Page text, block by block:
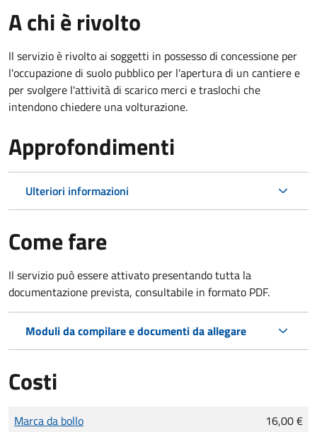
A chi è rivolto
Il servizio è rivolto ai soggetti in possesso di concessione per
l'occupazione di suolo pubblico per l'apertura di un cantiere e
per svolgere l'attività di scarico merci e traslochi che
intendono chiedere una volturazione.
Approfondimenti
Ulteriori informazioni
Come fare
Il servizio può essere attivato presentando tutta la
documentazione prevista, consultabile in formato PDF.
Moduli da compilare e documenti da allegare
Costi
Tipo di pagamento
Importo
Marca da bollo 16,00 €